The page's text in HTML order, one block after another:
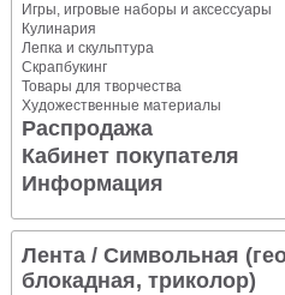
Игры, игровые наборы и аксессуары
Кулинария
Лепка и скульптура
Скрапбукинг
Товары для творчества
Художественные материалы
Распродажа
Кабинет покупателя
Информация
Лента / Символьная
блокадная, триколор)